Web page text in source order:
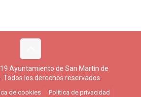
Ayuntamiento de San Martín de
Todos los derechos reservados.
de cookies Política de privacidad